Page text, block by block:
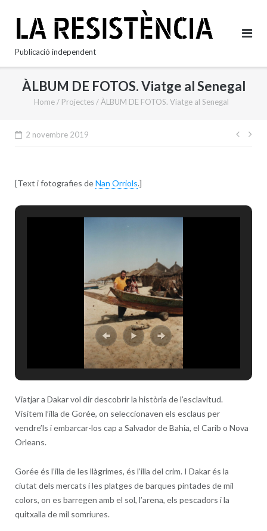
content
Publicació independent
ÀLBUM DE FOTOS. Viatge al Senegal
Home / Projectes / ÀLBUM DE FOTOS. Viatge al Senegal
2 novembre 2019
[Text i fotografies deNan Orriols.]
Viatjar a Dakar vol dir descobrir la història de l’esclavitud.
Visitem l’illa de Gorée, on seleccionaven els esclaus per
vendre’ls i embarcar-los cap a Salvador de Bahia, el Carib o Nova
Orleans.
Gorée és l’illa de les llàgrimes, és l’illa del crim. I Dakar és la
ciutat dels mercats i les platges de barques pintades de mil
colors, on es barregen amb el sol, l’arena, els pescadors i la
quitxalla de mil somriures.